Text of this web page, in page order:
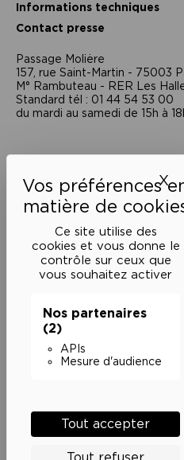
Ce site utilise des
cookies et vous donne le
contrôle sur ceux que
vous souhaitez activer
Nos partenaires
(2)
APIs
Mesure d'audience
Tout accepter
X
Informations techniques
Contact presse
Passage Moliėre
157, rue Saint-Martin - 75003
M° Rambuteau - RER Les
Standard tél : 01 44 54 53 00
du mardi au samedi de 15h à
Mentions légales
Politique de confidentialité
Conditions générales de vente
Cookies
Restons en lien
Inscrivez-vous à notre
Suivez-nous sur les réseaux